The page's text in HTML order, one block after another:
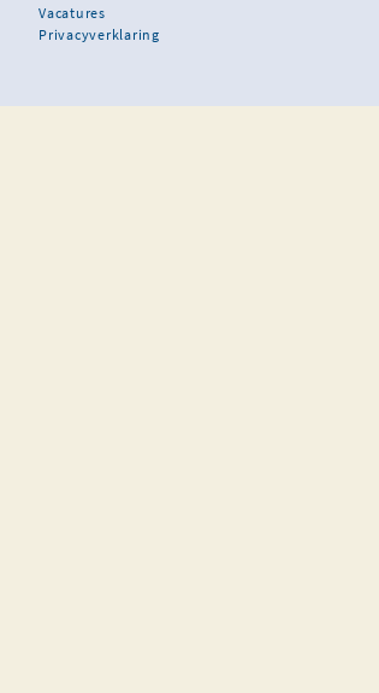
Vacatures
Privacyverklaring